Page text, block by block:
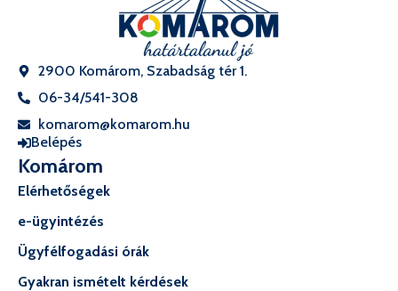
2900 Komárom, Szabadság tér 1.
06-34/541-308
komarom@komarom.hu
Belépés
Komárom
Elérhetőségek
e-ügyintézés
Ügyfélfogadási órák
Gyakran ismételt kérdések